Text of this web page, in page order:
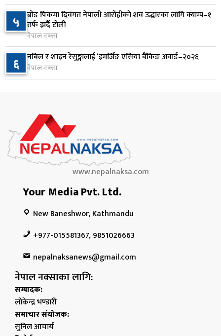
९
जन्मसिद्ध नागरिकता कडा बनाउने ट्रम्पको नयाँ प्रयास, दुई
कार्यकारी आदेश जारी
१ दिन अघि
१० राप्रपाको निर्णय: बागमती प्रदेश सरकारमा सहभागी नहुने
१ दिन अघि
५ ब्रोड पिकमा दिवंगत नेपाली आरोहीको शव उद्धारका लागि क्याम्प–१
तर्फ झर्दै टोली
नेपाल नक्सा
६ नबिल र शाइन रेसुङ्गालाई ‘इमर्जिङ एसिया बैंकिङ अवार्ड–२०२६
नेपाल नक्सा
www.nepalnaksa.com
Your Media Pvt. Ltd.
New Baneshwor, Kathmandu
+977-015581367, 9851026663
nepalnaksanews@gmail.com
नेपाल नक्साका लागि:
सम्पादक:
लोकेन्द्र भण्डारी
समाचार संयोजक:
सुनिल आचार्य